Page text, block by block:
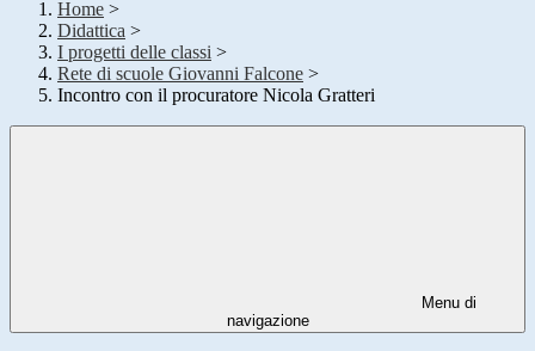
Home >
Didattica >
I progetti delle classi >
Rete di scuole Giovanni Falcone >
Incontro con il procuratore Nicola Gratteri
Menu di
navigazione